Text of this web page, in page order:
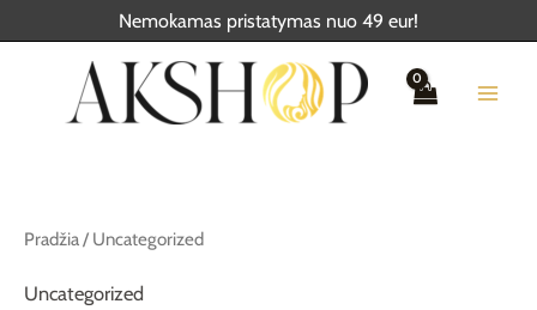
Nemokamas pristatymas nuo 49 eur!
Pradžia/ Uncategorized
Uncategorized